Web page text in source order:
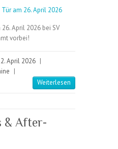
April 2026 bei SV
vorbei!
April 2026 |
|
Weiterlesen
& After-